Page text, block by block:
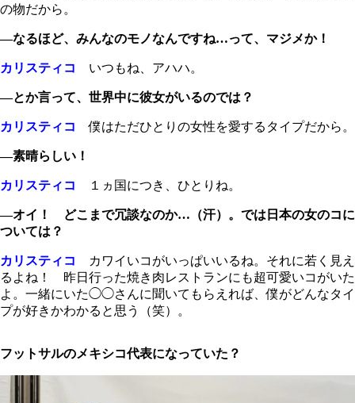
の物だから。
―なるほど、みんなのモノなんですね…って、マジメか！
カリスティコ いつもね、アハハ。
―とか言って、世界中に彼女がいるのでは？
カリスティコ 僕はただひとりの女性を愛するタイプだから。
―素晴らしい！
カリスティコ １ヵ国につき、ひとりね。
―オイ！ どこまで冗談なのか…（汗）。では日本の女のコに
ついては？
カリスティコ
カワイいコがいっぱいいるね。それに若く見え
るよね！ 昨日行った焼き肉レストランにも超可愛いコがいた
よ。一緒にいた◯◯さんに聞いてもらえれば、僕がどんなタイ
プが好きかわかると思う（笑）。
フットサルのメキシコ代表になっていた？